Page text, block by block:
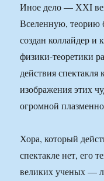
Иное дело — ХХI
Вселенную, теорию
создан коллайдер и
физики-теоретики
действия
изображения этих
огромной
Хора, который
спектакле нет, его
великих ученых —